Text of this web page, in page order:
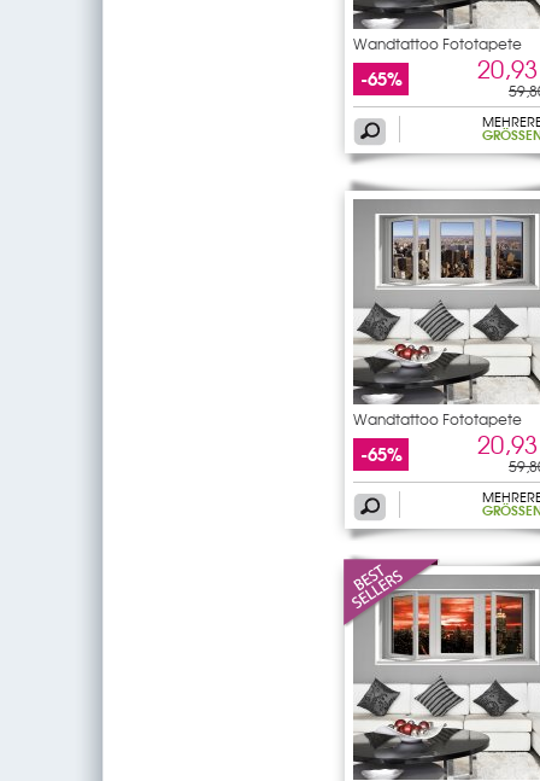
Wandtattoo Fototapete
Fenster
-65%
GRÖSSEN
Wandtattoo Fototapete
Fenster
-65%
GRÖSSEN